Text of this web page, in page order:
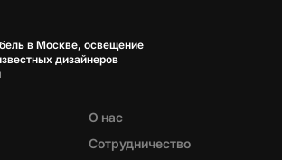
в Москве, освещение
дизайнеров
О нас
Сотрудничество